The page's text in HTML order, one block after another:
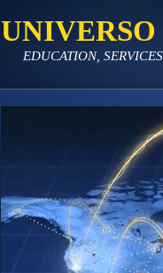
EDUCATION,